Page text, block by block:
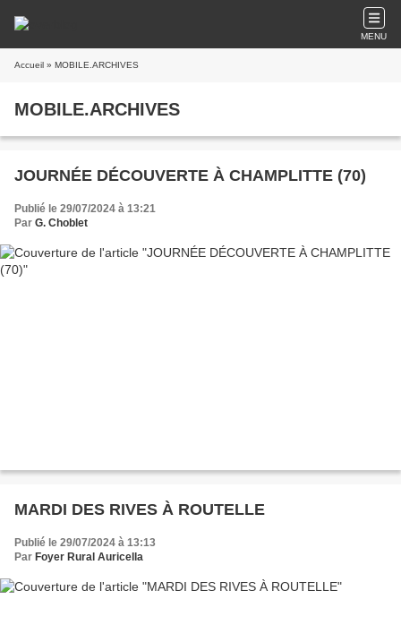
MENU
Accueil » MOBILE.ARCHIVES
MOBILE.ARCHIVES
JOURNÉE DÉCOUVERTE À CHAMPLITTE (70)
Publié le 29/07/2024 à 13:21
Par G. Choblet
MARDI DES RIVES À ROUTELLE
Publié le 29/07/2024 à 13:13
Par Foyer Rural Auricella